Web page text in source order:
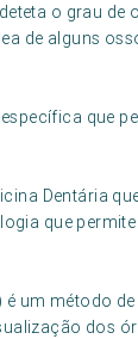
o grau de
de alguns
que
Dentária
que
é um método
dos